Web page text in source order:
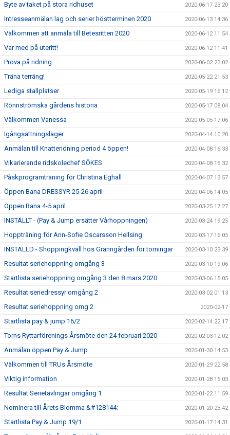
Byte av taket på stora ridhuset 2020-06-17 23:20
Intresseanmälan lag och serier höstterminen 2020 2020-06-13 14:36
Välkommen att anmäla till Betesritten 2020 2020-06-12 11:54
Var med på uteritt! 2020-06-12 11:41
Prova på ridning 2020-06-02 23:02
Träna terräng! 2020-05-22 21:53
Lediga stallplatser 2020-05-19 16:12
Rönnströmska gårdens historia 2020-05-17 08:04
Välkommen Vanessa 2020-05-05 17:06
Igångsättningsläger 2020-04-14 10:20
Anmälan till Knatteridning period 4 öppen! 2020-04-08 16:33
Vikarierande ridskolechef SÖKES 2020-04-08 16:32
Påskprogramträning för Christina Eghall 2020-04-07 13:57
Öppen Bana DRESSYR 25-26 april 2020-04-06 14:05
Öppen Bana 4-5 april 2020-03-25 17:27
INSTÄLLT - (Pay & Jump ersätter Vårhoppningen) 2020-03-24 19:25
Hoppträning för Ann-Sofie Oscarsson Hellsing 2020-03-17 16:05
INSTÄLLD - Shoppingkväll hos Granngården för torningar 2020-03-10 23:39
Resultat seriehoppning omgång 3 2020-03-10 19:06
Startlista seriehoppning omgång 3 den 8 mars 2020 2020-03-06 15:05
Resultat seriedressyr omgång 2 2020-03-02 01:13
Resultat seriehoppning omg 2 2020-02-17
Startlista pay & jump 16/2 2020-02-14 22:17
Torns Ryttarförenings Årsmöte den 24 februari 2020 2020-02-03 12:02
Anmälan öppen Pay & Jump 2020-01-30 14:53
Välkommen till TRUs Årsmöte 2020-01-29 22:58
Viktig information 2020-01-28 15:03
Resultat Serietävlingar omgång 1 2020-01-22 11:59
Nominera till Årets Blomma &#128144; 2020-01-20 23:42
Startlista Pay & Jump 19/1 2020-01-17 14:31